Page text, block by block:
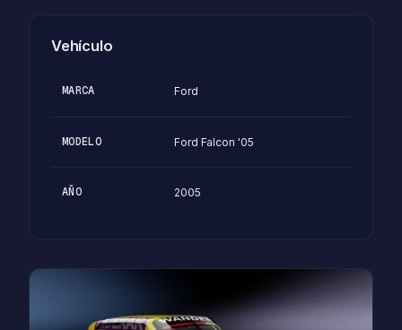
Vehículo
MARCA Ford
MODELO Ford Falcon '05
AÑO 2005